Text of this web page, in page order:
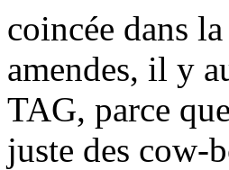
coincée dans
amendes, il y
TAG, parce
juste des cow-